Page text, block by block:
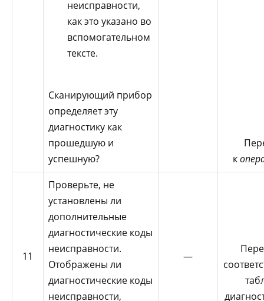
неисправности,
как это указано во
вспомогательном
тексте.
Сканирующий прибор
определяет эту
диагностику как
прошедшую и
успешную?
к
11
Проверьте, не
установлены ли
дополнительные
диагностические коды
неисправности.
Отображены ли
диагностические коды
неисправности,
—